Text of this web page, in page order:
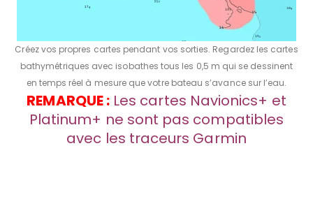
Créez vos propres cartes pendant vos sorties. Regardez les cartes
bathymétriques avec isobathes tous les 0,5 m qui se dessinent
en temps réel à mesure que votre bateau s’avance sur l’eau.
REMARQUE : Les cartes Navionics+ et
Platinum+ ne sont pas compatibles
avec les traceurs Garmin